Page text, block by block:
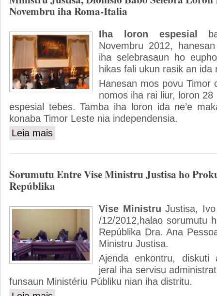
Novembru iha Roma-Italia
Iha loron espesial
Novembru 2012,
iha selebrasaun ho
hikas fali ukun rasik an ida
Hanesan mos povu Timor
nomos iha rai liur, loron
espesial tebes. Tamba iha loron ida ne’e
konaba Timor Leste nia independensia.
Leia mais
Sorumutu Entre Vise Ministru Justisa ho
Repúblika
Vise Ministru Justisa,
/12/2012,halao sorumutu
Repúblika Dra. Ana
Ministru Justisa.
Ajenda enkontru, diskuti
jeral iha servisu
funsaun Ministériu Públiku nian iha distritu.